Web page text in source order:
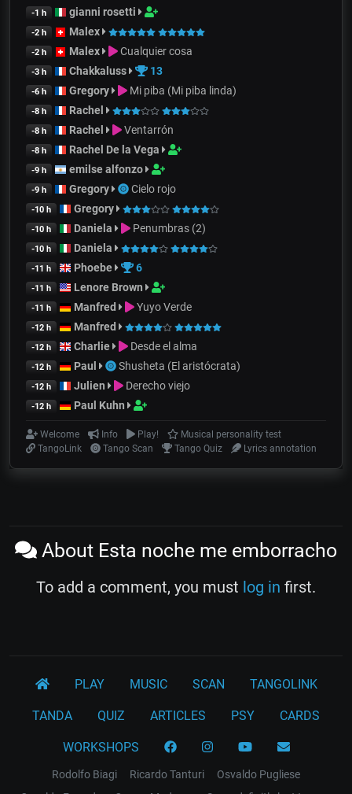
-1 h gianni rosetti
-2 h Malex
-2 h Malex Cualquier cosa
-3 h Chakkaluss 13
-6 h Gregory Mi piba (Mi piba linda)
-8 h Rachel
-8 h Rachel Ventarrón
-8 h Rachel De la Vega
-9 h emilse alfonzo
-9 h Gregory Cielo rojo
-10 h Gregory
-10 h Daniela Penumbras (2)
-10 h Daniela
-11 h Phoebe 6
-11 h Lenore Brown
-11 h Manfred Yuyo Verde
-12 h Manfred
-12 h Charlie Desde el alma
-12 h Paul Shusheta (El aristócrata)
-12 h Julien Derecho viejo
-12 h Paul Kuhn
Welcome Info Play!
Musical personality test
TangoLink
Tango Scan Tango Quiz Lyrics annotation
About Esta noche me emborracho
To add a comment, you must log in first.
PLAY MUSIC SCAN TANGOLINK
TANDA QUIZ ARTICLES PSY CARDS
WORKSHOPS
Rodolfo Biagi Ricardo Tanturi
Osvaldo Pugliese